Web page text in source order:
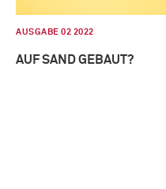
AUSGABE 02 2022
AUF SAND GEBAUT?